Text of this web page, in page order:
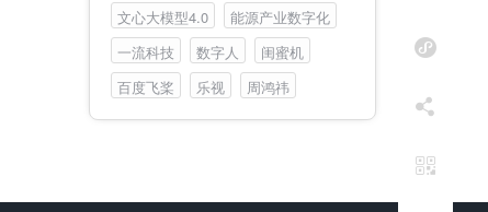
文心大模型4.0
能源产业数字化
一流科技
数字人
闺蜜机
百度飞桨
乐视 周鸿祎